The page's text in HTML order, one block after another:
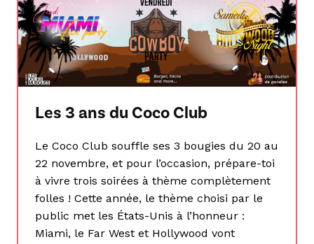
Les 3 ans du Coco Club
Le Coco Club souffle ses 3 bougies du 20 au
22 novembre, et pour l’occasion, prépare-toi
à vivre trois soirées à thème complètement
folles ! Cette année, le thème choisi par le
public met les États-Unis à l’honneur :
Miami, le Far West et Hollywood vont